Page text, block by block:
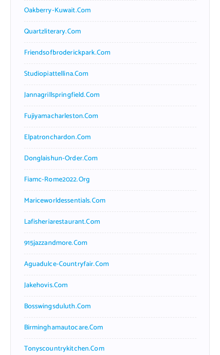
Oakberry-Kuwait.com
Quartzliterary.com
Friendsofbroderickpark.com
Studiopiattellina.com
Jannagrillspringfield.com
Fujiyamacharleston.com
Elpatronchardon.com
Donglaishun-Order.com
Fiamc-Rome2022.org
Mariceworldessentials.com
Lafisheriarestaurant.com
915jazzandmore.com
Aguadulce-Countryfair.com
Jakehovis.com
Bosswingsduluth.com
Birminghamautocare.com
Tonyscountrykitchen.com